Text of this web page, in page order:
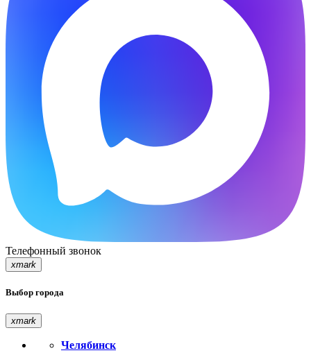
Телефонный звонок
xmark
Выбор города
xmark
Челябинск